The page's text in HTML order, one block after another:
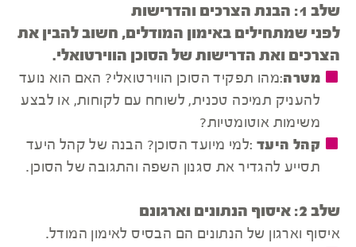
שלב 1: הבנת הצרכים והדרישות
לפני שמתחילים באימון המודלים, חשוב להבין את
הצרכים ואת הדרישות של הסוכן הווירטואלי.
מטרה:מהו תפקיד הסוכן הווירטואלי? האם הוא נועד
להעניק תמיכה טכנית, לשוחח עם לקוחות, או לבצע
משימות אוטומטיות?
קהל היעד :למי מיועד הסוכן? הבנה של קהל היעד
תסייע להגדיר את סגנון השפה והתגובה של הסוכן.
שלב 2: איסוף הנתונים וארגונם
איסוף וארגון של הנתונים הם הבסיס לאימון המודל.